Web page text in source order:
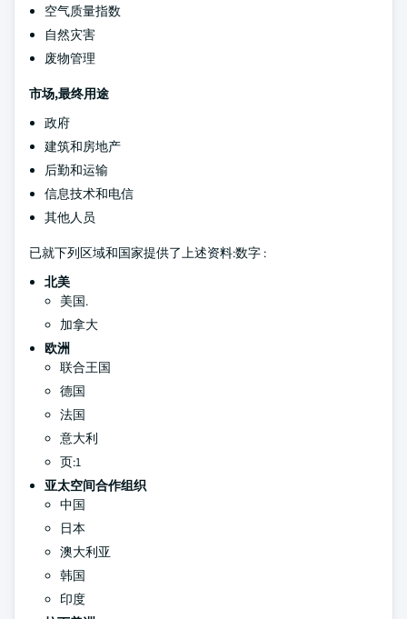
空气质量指数
自然灾害
废物管理
市场,最终用途
政府
建筑和房地产
后勤和运输
信息技术和电信
其他人员
已就下列区域和国家提供了上述资料:数字 :
北美
美国.
加拿大
欧洲
联合王国
德国
法国
意大利
页:1
亚太空间合作组织
中国
日本
澳大利亚
韩国
印度